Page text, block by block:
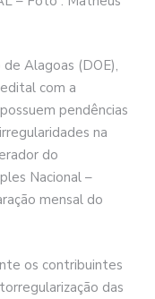
Alagoas (DOE),
com a
pendências
na
do
Nacional –
mensal do
os contribuintes
das